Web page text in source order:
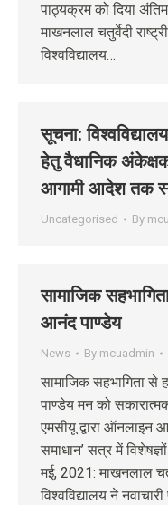
पाठ्यक्रम को दिया
माखनलाल चतुर्वेदी
विश्वविद्यालय…
सूचना:
हेतु वैधानिक अंकेक्षक
आगामी आदेश तक
Uncategorised By
सामाजिक
आनंद पाण्डेय
News By mcuadmin
सामाजिक सहभागिता से
पाण्डेय मन को
एमसीयू द्वारा ऑनलाइन
समाधान’ सत्र में
मई, 2021: माखनलाल
विश्वविद्यालय ने